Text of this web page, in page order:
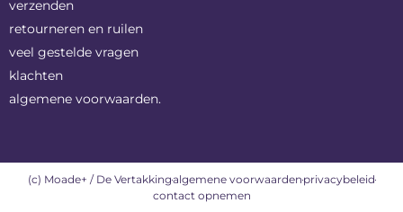
verzenden
retourneren en ruilen
veel gestelde vragen
klachten
algemene voorwaarden.
(c) Moade+ / De Vertakkingalgemene voorwaardenprivacybeleid
contact opnemen